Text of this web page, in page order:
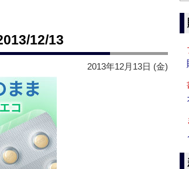
12/13
2013年12月13日 (金)